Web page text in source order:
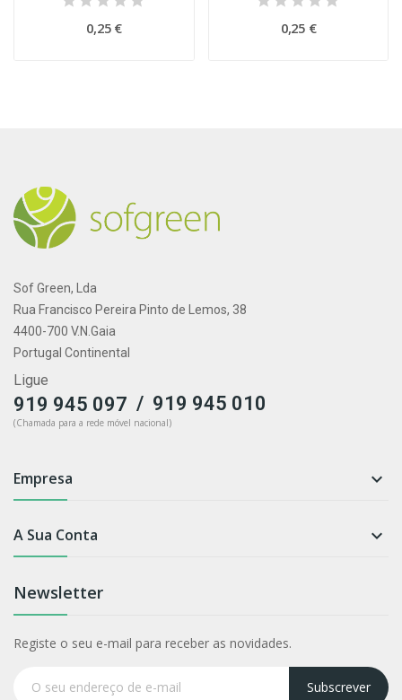
0,25 € 0,25 €
Sof Green, Lda
Rua Francisco Pereira Pinto de Lemos, 38
4400-700 V.N.Gaia
Portugal Continental
Ligue
919 945 097 / 919 945 010
(Chamada para a rede móvel nacional)
Empresa 
A Sua Conta 
Newsletter
Registe o seu e-mail para receber as novidades.
Subscrever